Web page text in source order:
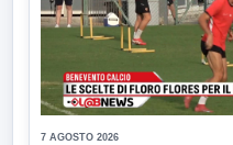
7 AGOSTO 2026